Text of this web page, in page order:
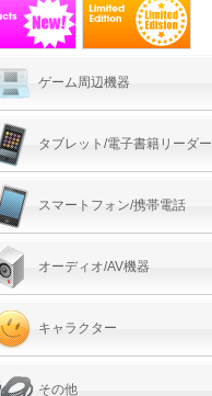
ゲーム周辺機器
タブレット/電子書籍リーダー
スマートフォン/携帯電話
オーディオ/AV機器
キャラクター
その他